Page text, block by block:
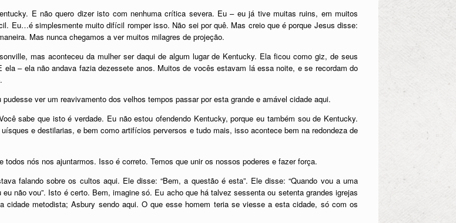
E não quero dizer isto com nenhuma crítica severa. Eu – eu já tive muitas ruins, em muitos
Eu…é simplesmente muito difícil romper isso. Não sei por quê. Mas creio que é porque Jesus disse:
Mas nunca chegamos a ver muitos milagres de projeção.
mas aconteceu da mulher ser daqui de algum lugar de Kentucky. Ela ficou como giz, de seus
– ela não andava fazia dezessete anos. Muitos de vocês estavam lá essa noite, e se recordam do
ver um reavivamento dos velhos tempos passar por esta grande e amável cidade aqui.
sabe que isto é verdade. Eu não estou ofendendo Kentucky, porque eu também sou de Kentucky.
e destilarias, e bem como artifícios perversos e tudo mais, isso acontece bem na redondeza de
nós nos ajuntarmos. Isso é correto. Temos que unir os nossos poderes e fazer força.
falando sobre os cultos aqui. Ele disse: “Bem, a questão é esta”. Ele disse: “Quando vou a uma
não vou”. Isto é certo. Bem, imagine só. Eu acho que há talvez sessenta ou setenta grandes igrejas
metodista; Asbury sendo aqui. O que esse homem teria se viesse a esta cidade, só com os